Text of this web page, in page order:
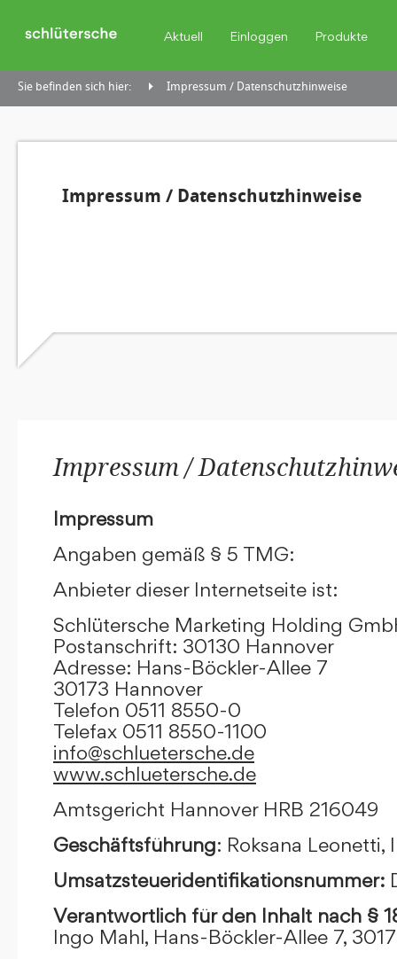
Aktuell Einloggen Produkte
Sie befinden sich hier: Impressum / Datenschutzhinweise
Impressum / Datenschutzhinweise
Impressum /
Impressum
Angaben gemäß § 5 TMG:
Anbieter dieser Internetseite ist:
Schlütersche Marketing Holding
Postanschrift: 30130 Hannover
Adresse: Hans-Böckler-Allee 7
30173 Hannover
Telefon 0511 8550-0
Telefax 0511 8550-1100
info@schluetersche.de
www.schluetersche.de
Amtsgericht Hannover HRB 216049
Geschäftsführung: Roksana Leonetti,
Umsatzsteueridentifikationsnummer:
Verantwortlich für den Inhalt nach §
Ingo Mahl, Hans-Böckler-Allee 7,